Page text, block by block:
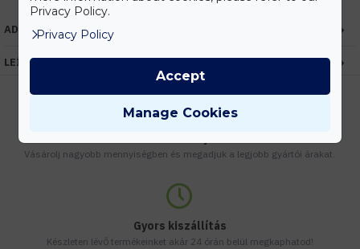
ADATOK
LEÍRÁS
Vásárolj nagyobb mennyiségben és megadjuk a legjobb gyártói árakat.
Gyors kiszállítás
Készleten lévő termékeinket akár 24 órán belül megkaphatod!
Privacy Policy.
Privacy Policy
Manage Cookies
Accept